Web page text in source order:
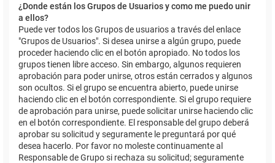
¿Donde están los Grupos de Usuarios y como me puedo unir
a ellos?
Puede ver todos los Grupos de usuarios a través del enlace
"Grupos de Usuarios". Si desea unirse a algún grupo, puede
proceder haciendo clic en el botón apropiado. No todos los
grupos tienen libre acceso. Sin embargo, algunos requieren
aprobación para poder unirse, otros están cerrados y algunos
son ocultos. Si el grupo se encuentra abierto, puede unirse
haciendo clic en el botón correspondiente. Si el grupo requiere
de aprobación para unirse, puede solicitar unirse haciendo clic
en el botón correspondiente. El responsable del grupo deberá
aprobar su solicitud y seguramente le preguntará por qué
desea hacerlo. Por favor no moleste continuamente al
Responsable de Grupo si rechaza su solicitud; seguramente